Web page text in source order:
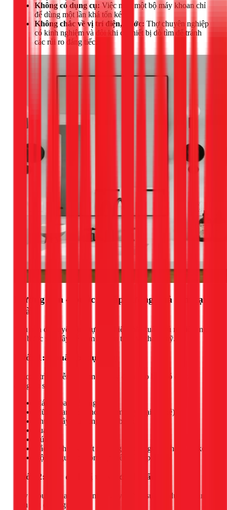
Không có dụng cụ: Việc mua một bộ máy khoan chỉ
để dùng một lần khá tốn kém.
Không chắc về vị trí điện, nước: Thợ chuyên nghiệp
có kinh nghiệm và đôi khi có thiết bị dò tìm để tránh
các rủi ro đáng tiếc.
Hướng dẫn 4 bước tự lắp gương nhà tắm tại
nhà
Nếu bạn đã quyết định tự thực hiện, hãy tuân thủ nghiêm ngặt
các bước sau đây để đảm bảo an toàn và thẩm mỹ.
Bước 1: Chuẩn bị dụng cụ
Để quá trình diễn ra suôn sẻ, hãy đảm bảo bạn có đủ các
dụng cụ sau:
Máy khoan bê tông
Mũi khoan 6mm hoặc 8mm (tùy loại tắc kê)
Thước dây, bút lông hoặc bút xóa
Tua vít
Búa
Tắc kê nhựa và vít (thường đi kèm gương hoặc bộ kẹp)
Bộ kẹp gương (gồm kẹp trên và kẹp dưới)
Bước 2: Xác định vị trí và đánh dấu
Đây là bước quan trọng nhất, quyết định sự tiện dụng và an
toàn của chiếc gương.